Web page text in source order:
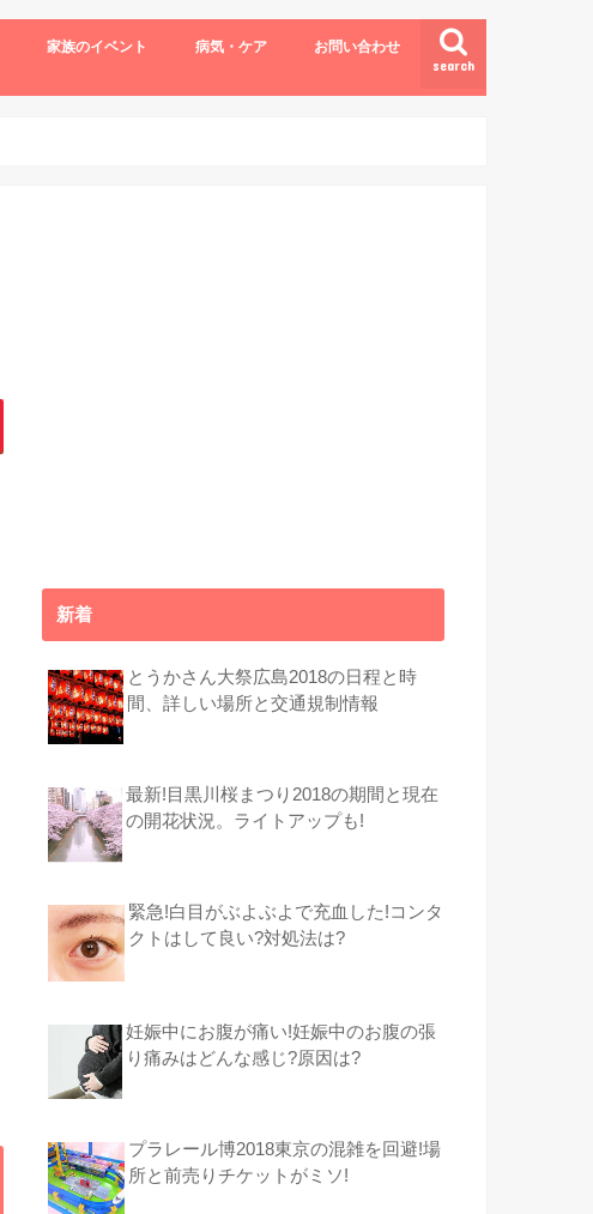
search
家族のイベント 病気・ケア お問い合わせ
新着
とうかさん大祭広島2018の日程と時
間、詳しい場所と交通規制情報
最新!目黒川桜まつり2018の期間と現在
の開花状況。ライトアップも!
緊急!白目がぶよぶよで充血した!コンタ
クトはして良い?対処法は?
妊娠中にお腹が痛い!妊娠中のお腹の張
り痛みはどんな感じ?原因は?
プラレール博2018東京の混雑を回避!場
所と前売りチケットがミソ!